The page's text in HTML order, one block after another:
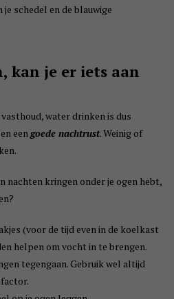
schedel en de blauwige
kan je er iets aan
water drinken is dus
eengoede nachtrust. Weinig of
nachten kringen onder je ogen hebt,
(voor de tijd even in de koelkast
helpen om vocht in te brengen.
tegengaan. Gebruik wel altijd